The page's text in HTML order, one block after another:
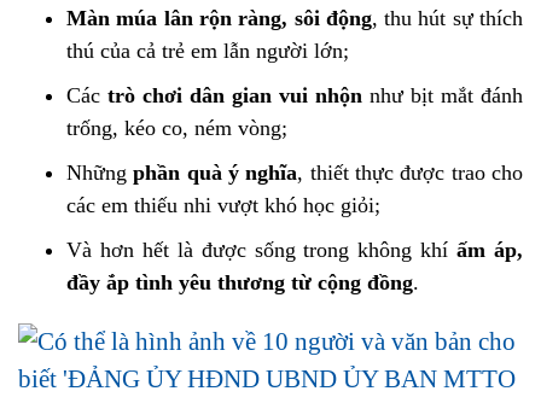
Màn múa lân rộn ràng, sôi động, thu hút sự thích
thú của cả trẻ em lẫn người lớn;
Các trò chơi dân gian vui nhộn như bịt mắt đánh
trống, kéo co, ném vòng;
Nhữngphần quà ý nghĩa, thiết thực được trao cho
các em thiếu nhi vượt khó học giỏi;
Và hơn hết là được sống trong không khíấm áp,
đầy ắp tình yêu thương từ cộng đồng.